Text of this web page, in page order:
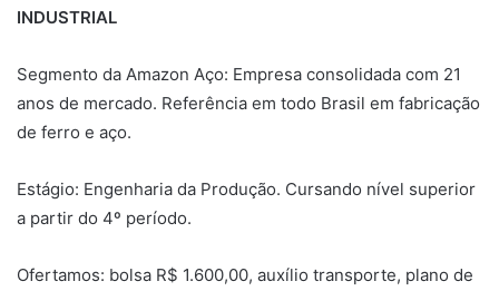
INDUSTRIAL
Segmento da Amazon Aço: Empresa consolidada com 21
anos de mercado. Referência em todo Brasil em fabricação
de ferro e aço.
Estágio: Engenharia da Produção. Cursando nível superior
a partir do 4º período.
Ofertamos: bolsa R$ 1.600,00, auxílio transporte, plano de